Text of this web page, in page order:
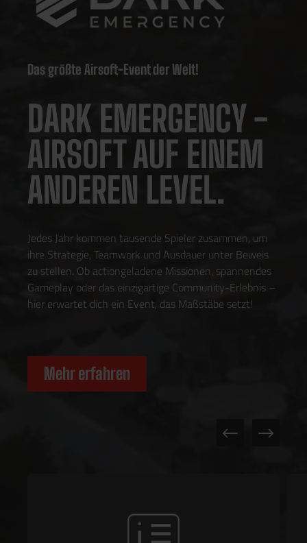
Das größte Airsoft-Event der Welt!
DARK EMERGENCY -
AIRSOFT AUF EINEM
ANDEREN LEVEL.
Jedes Jahr kommen tausende Spieler zusammen, um
ihre Strategie, Teamwork und Ausdauer unter Beweis
zu stellen. Ob actiongeladene Missionen, spannendes
Gameplay oder das einzigartige Community-Erlebnis –
hier erwartet dich ein Event, das Maßstäbe setzt!
Mehr erfahren